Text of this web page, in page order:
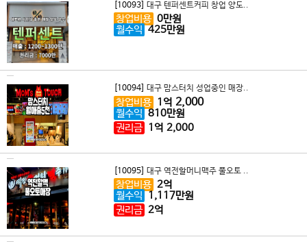
[10093] 대구 텐퍼센트커피 창업 양도..
창업비용 0만원
월수익 425만원
[10094] 대구 맘스터치 성업중인 매장..
창업비용 1 억 2,000
월수익 810만원
권리금 1 억 2,000
[10095] 대구 역전할머니맥주 풀오토 ..
창업비용 2억
월수익 1,117만원
권리금 2억